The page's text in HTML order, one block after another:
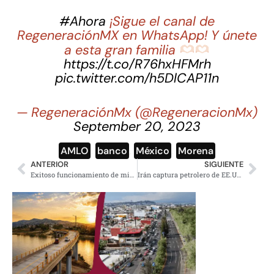
#Ahora ¡Sigue el canal de
RegeneraciónMX en WhatsApp! Y únete
a esta gran familia
https://t.co/R76hxHFMrh
pic.twitter.com/h5DlCAP11n
— RegeneraciónMx (@RegeneracionMx)
September 20, 2023
AMLO banco México Morena
ANTERIOR SIGUIENTE
Irán captura petrolero de EE.UU en las aguas del Mar de Omán